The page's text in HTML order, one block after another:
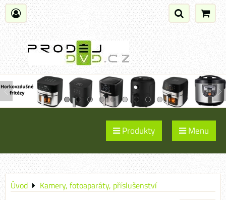
Produkty Menu
Úvod Kamery, fotoaparáty, příslušenství